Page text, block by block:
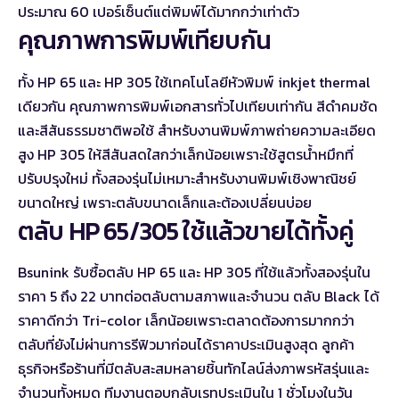
ประมาณ 60 เปอร์เซ็นต์แต่พิมพ์ได้มากกว่าเท่าตัว
คุณภาพการพิมพ์เทียบกัน
ทั้ง HP 65 และ HP 305 ใช้เทคโนโลยีหัวพิมพ์ inkjet thermal
เดียวกัน คุณภาพการพิมพ์เอกสารทั่วไปเทียบเท่ากัน สีดำคมชัด
และสีสันธรรมชาติพอใช้ สำหรับงานพิมพ์ภาพถ่ายความละเอียด
สูง HP 305 ให้สีสันสดใสกว่าเล็กน้อยเพราะใช้สูตรน้ำหมึกที่
ปรับปรุงใหม่ ทั้งสองรุ่นไม่เหมาะสำหรับงานพิมพ์เชิงพาณิชย์
ขนาดใหญ่ เพราะตลับขนาดเล็กและต้องเปลี่ยนบ่อย
ตลับ HP 65/305 ใช้แล้วขายได้ทั้งคู่
Bsunink รับซื้อตลับ HP 65 และ HP 305 ที่ใช้แล้วทั้งสองรุ่นใน
ราคา 5 ถึง 22 บาทต่อตลับตามสภาพและจำนวน ตลับ Black ได้
ราคาดีกว่า Tri-color เล็กน้อยเพราะตลาดต้องการมากกว่า
ตลับที่ยังไม่ผ่านการรีฟิวมาก่อนได้ราคาประเมินสูงสุด ลูกค้า
ธุรกิจหรือร้านที่มีตลับสะสมหลายชิ้นทักไลน์ส่งภาพรหัสรุ่นและ
จำนวนทั้งหมด ทีมงานตอบกลับเรทประเมินใน 1 ชั่วโมงในวัน